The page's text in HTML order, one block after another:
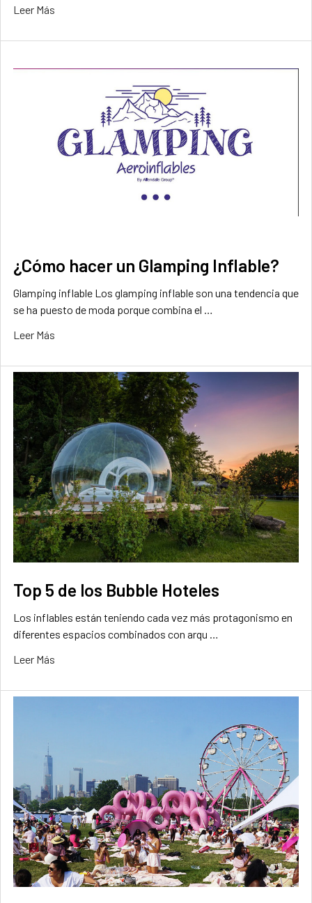
Leer Más
¿Cómo hacer un Glamping Inflable?
Glamping inflable Los glamping inflable son una tendencia que
se ha puesto de moda porque combina el …
Leer Más
Top 5 de los Bubble Hoteles
Los inflables están teniendo cada vez más protagonismo en
diferentes espacios combinados con arqu …
Leer Más